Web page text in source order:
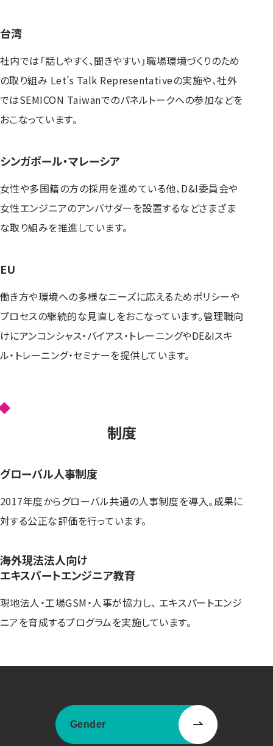
台湾
社内では「話しやすく、聞きやすい」職場環境づくりのため
の取り組み Let’s Talk Representativeの実施や、社外
ではSEMICON Taiwanでのパネルトークへの参加などを
おこなっています。
シンガポール・マレーシア
女性や多国籍の方の採用を進めている他、D&I委員会や
女性エンジニアのアンバサダーを設置するなどさまざま
な取り組みを推進しています。
EU
働き方や環境への多様なニーズに応えるためポリシーや
プロセスの継続的な見直しをおこなっています。管理職向
けにアンコンシャス・バイアス・トレーニングやDE&Iスキ
ル・トレーニング・セミナーを提供しています。
制度
グローバル人事制度
2017年度からグローバル共通の人事制度を導入。成果に
対する公正な評価を行っています。
海外現法法人向け
エキスパートエンジニア教育
現地法人・工場GSM・人事が協力し、 エキスパートエンジ
ニアを育成するプログラムを実施しています。
Gender